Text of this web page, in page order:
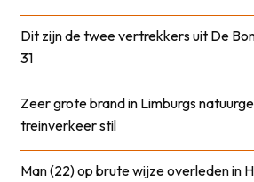
Dit zijn de twee vertrekkers uit De
31
Zeer grote brand in Limburgs
treinverkeer stil
Man (22) op brute wijze overleden in